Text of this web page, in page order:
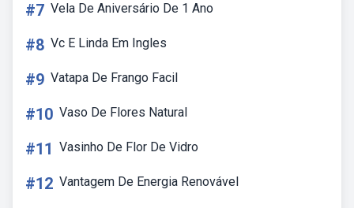
#7 Vela De Aniversário De 1 Ano
#8 Vc E Linda Em Ingles
#9 Vatapa De Frango Facil
#10 Vaso De Flores Natural
#11 Vasinho De Flor De Vidro
#12 Vantagem De Energia Renovável